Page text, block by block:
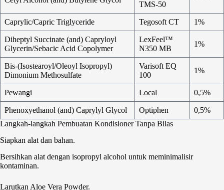
TMS-50
Caprylic/Capric Triglyceride Tegosoft CT 1%
Diheptyl Succinate (and) Capryloyl
Glycerin/Sebacic Acid Copolymer
LexFeel™
N350 MB
1%
Bis-(Isostearoyl/Oleoyl Isopropyl)
Dimonium Methosulfate
Varisoft EQ
100
1%
Pewangi Local 0,5%
Phenoxyethanol (and) Caprylyl Glycol Optiphen
0,5%
Langkah-langkah Pembuatan Kondisioner Tanpa Bilas
Siapkan alat dan bahan.
Bersihkan alat dengan isopropyl alcohol untuk meminimalisir
kontaminan.
Larutkan Aloe Vera Powder.